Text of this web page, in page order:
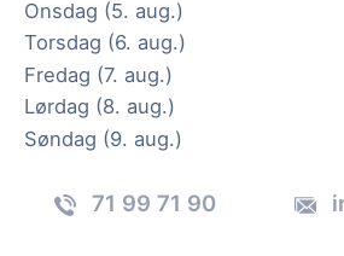
Onsdag (5. aug.)
Torsdag (6. aug.)
Fredag (7. aug.)
Lørdag (8. aug.)
Søndag (9. aug.)
71 99 71 90